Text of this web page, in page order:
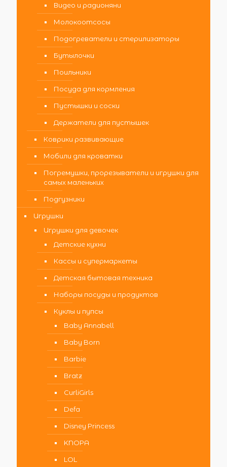
Видео и радионяни
Молокоотсосы
Подогреватели и стерилизаторы
Бутылочки
Поильники
Посуда для кормления
Пустышки и соски
Держатели для пустышек
Коврики развивающие
Мобили для кроватки
Погремушки, прорезыватели и игрушки для
самых маленьких
Подгузники
Игрушки
Игрушки для девочек
Детские кухни
Кассы и супермаркеты
Детская бытовая техника
Наборы посуды и продуктов
Куклы и пупсы
Baby Annabell
Baby Born
Barbie
Bratz
CurliGirls
Defa
Disney Princess
KNOPA
LOL